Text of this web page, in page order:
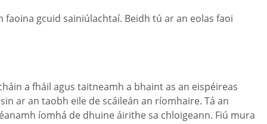
gcuid sainiúlachtaí. Beidh tú ar an eolas faoi
a fháil agus taitneamh a bhaint as an eispéireas
ar an taobh eile de scáileán an ríomhaire. Tá an
íomhá de dhuine áirithe sa chloigeann. Fiú mura